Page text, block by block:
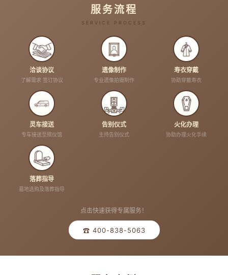
服务流程
SERVICE PROCESS
洽谈协议
了解需求 签订协议
遗像制作
专业遗像拍摄制作
寿衣穿戴
协助穿戴寿衣
灵车接送
专车接送至殡仪馆
告别仪式
主持告别仪式
火化办理
协助办理火化手续
落葬指导
墓地选购及落葬指导
点击快速获得专属服务！
☎ 400-838-5063